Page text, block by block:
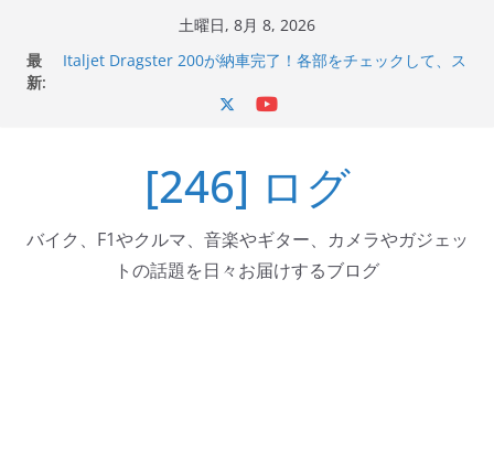
土曜日, 8月 8, 2026
最
新:
Italjet Dragster 200が納車完了！各部をチェックして、ス
器エフェクターが返礼品でもらえる！
Italjet Dragster 200のフロントISSサスの動きが判ったら
コーナリングが楽しくなった
[246] ログ
バイク、F1やクルマ、音楽やギター、カメラやガジェッ
トの話題を日々お届けするブログ